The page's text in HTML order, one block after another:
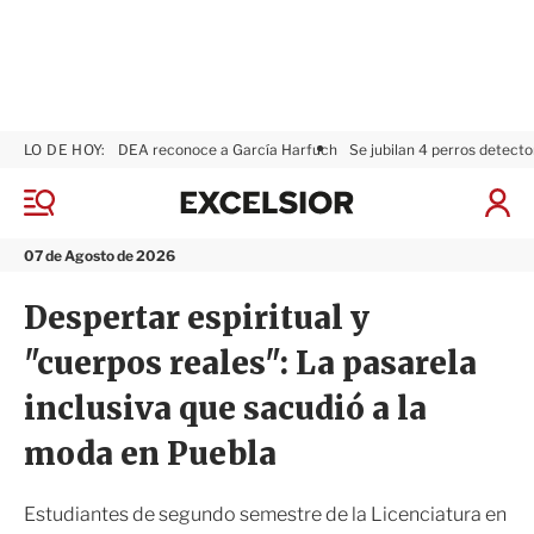
M
n
07 de Agosto de 2026
LO DE HOY: DEA reconoce a García Harfuch Se jubilan 4 perros
I
x
i
r
Despertar espiritual y
"cuerpos reales": La pasarela
inclusiva que sacudió a la
moda en Puebla
Estudiantes de segundo semestre de la Licenciatura en